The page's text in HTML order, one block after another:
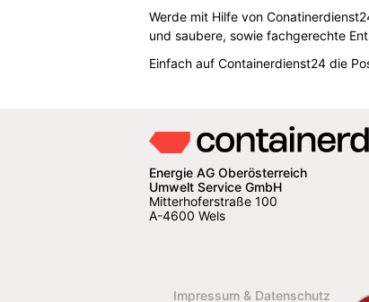
Werde mit Hilfe von
und saubere, sowie fachgerechte
Einfach auf Containerdienst24 die
Energie AG Oberösterreich
Umwelt Service GmbH
Mitterhoferstraße 100
A-4600 Wels
Impressum & Datenschutz